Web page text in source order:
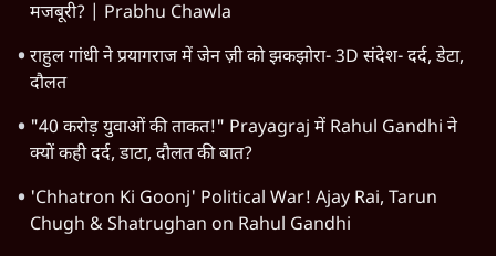
मजबूरी? | Prabhu Chawla
राहुल गांधी ने प्रयागराज में जेन ज़ी को झकझोरा- 3D संदेश- दर्द, डेटा,
दौलत
"40 करोड़ युवाओं की ताकत!" Prayagraj में Rahul Gandhi ने
क्यों कही दर्द, डाटा, दौलत की बात?
'Chhatron Ki Goonj' Political War! Ajay Rai, Tarun
Chugh & Shatrughan on Rahul Gandhi